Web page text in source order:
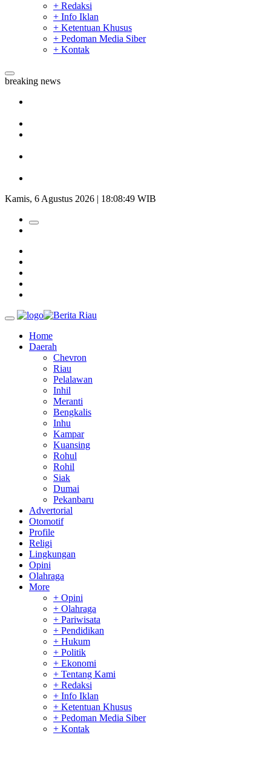
+ Redaksi
+ Info Iklan
+ Ketentuan Khusus
+ Pedoman Media Siber
+ Kontak
breaking news
Kamis, 6 Agustus 2026 | 18:08:50 WIB
Home
Daerah
Chevron
Riau
Pelalawan
Inhil
Meranti
Bengkalis
Inhu
Kampar
Kuansing
Rohul
Rohil
Siak
Dumai
Pekanbaru
Advertorial
Otomotif
Profile
Religi
Lingkungan
Opini
Olahraga
More
+ Opini
+ Olahraga
+ Pariwisata
+ Pendidikan
+ Hukum
+ Politik
+ Ekonomi
+ Tentang Kami
+ Redaksi
+ Info Iklan
+ Ketentuan Khusus
+ Pedoman Media Siber
+ Kontak